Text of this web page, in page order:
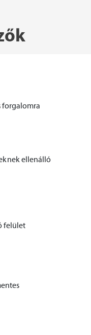
forgalomra
ellenálló
felület